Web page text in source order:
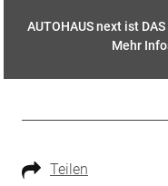
AUTOHAUS next ist
Mehr
Teilen